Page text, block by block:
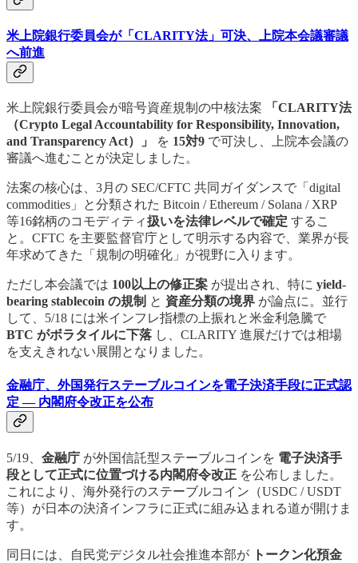
米上院銀行委員会が「CLARITY法」可決、上院本会議審議
へ前進
米上院銀行委員会が暗号資産規制の中核法案
「CLARITY法
（Crypto Legal Accountability for Responsibility, Innovation,
and Transparency Act）」
を 15対9 で可決し、上院本会議の
審議へ進むことが決定しました。
法案の核心は、3月の SEC/CFTC 共同ガイダンスで「digital
commodities」と分類された Bitcoin / Ethereum / Solana / XRP
等16銘柄のコモディティ扱いを法律レベルで確定 するこ
と。CFTC を主要監督官庁として明示する内容で、業界が長
年求めてきた「規制の明確化」が視野に入ります。
ただし本会議では 100以上の修正案 が提出され、特に yield-
bearing stablecoin の規制 と 資産分類の境界 が論点に。並行
して、5/18 には米インフレ指標の上振れと米金利急騰で
BTC がボラタイルに下落 し、CLARITY 進展だけでは相場
を支えきれない展開となりました。
金融庁、外国発行ステーブルコインを電子決済手段に正式認
定 — 内閣府令改正を公布
5/19、 金融庁 が外国信託型ステーブルコインを 電子決済手
段として正式に位置づける内閣府令改正 を公布しました。
これにより、海外発行のステーブルコイン（USDC / USDT
等）が日本の決済インフラに正式に組み込まれる道が開けま
す。
同日には、自民党デジタル社会推進本部が
トークン化預金